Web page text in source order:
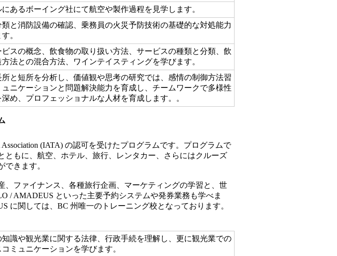
にあるボーイング社にて航空や製作過程を見学します。
類と消防設備の確認、乗務員の火災予防技術の基礎的な対処能力
。
ビスの概念、飲食物の取り扱い方法、サービスの種類と分類、飲
法との混合方法、ワインテイスティングを学びます。
と短所を分析し、価値観や思考の研究では、感情の制御方法習
ニケーションと問題解決能力を育成し、チームワークで多様性
め、プロフェッショナルな人材を育成します。。
Association (IATA) の認可を受けたプログラムです。プログラムで
ともに、航空、ホテル、旅行、レンタカー、さらにはクルーズ
きます。
、ファイナンス、各種旅行企画、マーケティングの学習と、世
/ AMADEUS といった主要予約システムや発券業務も学べま
に関しては、BC 州唯一のトレーニング校となっております。
識や観光業に関する法律、行政手続を理解し、更に観光業での
コミュニケーションを学びます。